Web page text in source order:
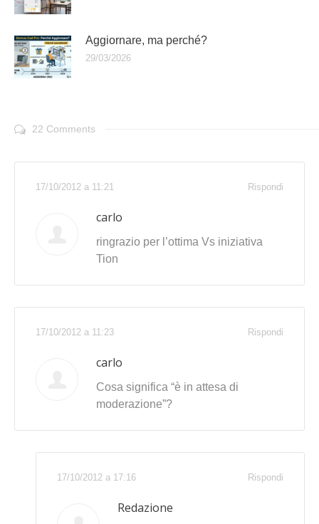
Aggiornare, ma perché?
29/03/2026
22 Comments
Rispondi
17/10/2012 a 11:21
carlo
ringrazio per l’ottima Vs iniziativa
Tion
Rispondi
17/10/2012 a 11:23
carlo
Cosa significa “è in attesa di
moderazione”?
Rispondi
17/10/2012 a 17:16
Redazione